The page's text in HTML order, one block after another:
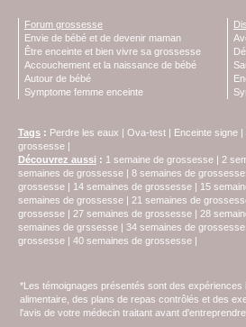
Forum grossesse
Envie de bébé et de devenir maman
Être enceinte et bien vivre sa grossesse
Accouchement et la naissance de bébé
Autour de bébé
Symptome femme enceinte
Tags : Perdre les eaux | Ova-test | Enceinte signe |
grossesse |
Découvrez aussi : 1 semaine de grossesse | 2
semaines de grossesse | 8 semaines de grossesse
grossesse | 14 semaines de grossesse | 15
semaines de grossesse | 21 semaines de
grossesse | 27 semaines de grossesse | 28
semaines de grssesse | 34 semaines de grossesse
grossesse | 40 semaines de grossesse |
*Les témoignages présentés sont des
alimentaire, des plans de repas contrôlés et des
l'avis de votre médecin traitant avant